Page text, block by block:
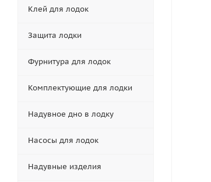
Клей для лодок
Защита лодки
Фурнитура для лодок
Комплектующие для лодки
Надувное дно в лодку
Насосы для лодок
Надувные изделия